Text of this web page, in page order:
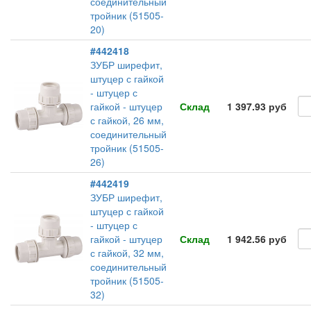
тройник (51505-
20)
#442418
ЗУБР ширефит,
штуцер с гайкой
- штуцер с
гайкой - штуцер
с гайкой, 26 мм,
соединительный
тройник (51505-
26)
Склад 1 397.93 руб
#442419
ЗУБР ширефит,
штуцер с гайкой
- штуцер с
гайкой - штуцер
с гайкой, 32 мм,
соединительный
тройник (51505-
32)
Склад 1 942.56 руб